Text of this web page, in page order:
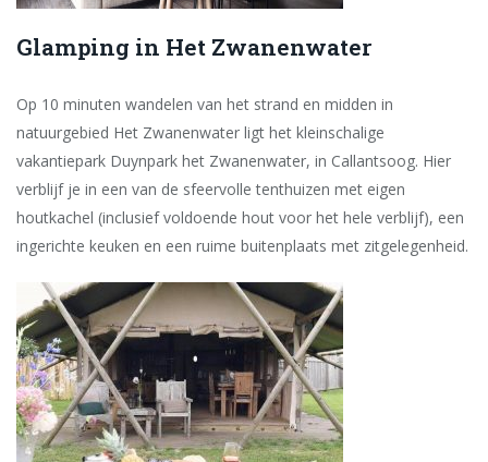
Glamping in Het Zwanenwater
Op 10 minuten wandelen van het strand en midden in
natuurgebied Het Zwanenwater ligt het kleinschalige
vakantiepark Duynpark het Zwanenwater, in Callantsoog. Hier
verblijf je in een van de sfeervolle tenthuizen met eigen
houtkachel (inclusief voldoende hout voor het hele verblijf), een
ingerichte keuken en een ruime buitenplaats met zitgelegenheid.